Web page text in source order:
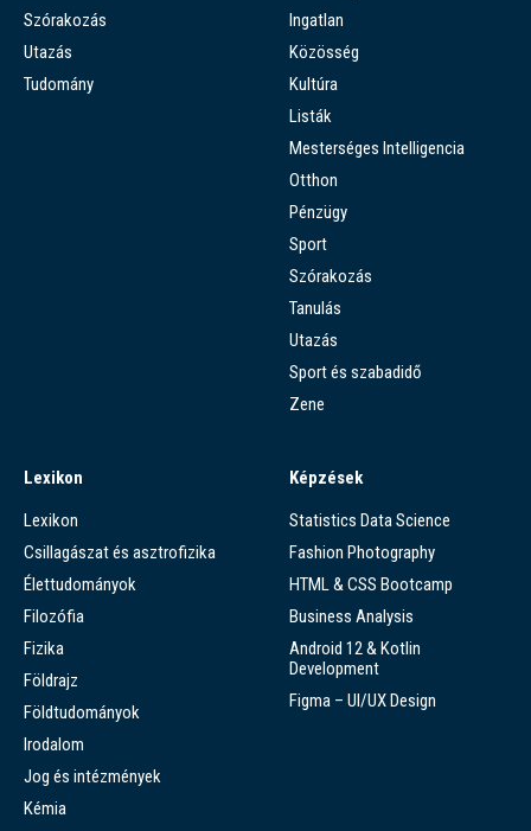
Szórakozás
Utazás
Tudomány
Ingatlan
Közösség
Kultúra
Listák
Mesterséges Intelligencia
Otthon
Pénzügy
Sport
Szórakozás
Tanulás
Utazás
Sport és szabadidő
Zene
Lexikon
Lexikon
Csillagászat és asztrofizika
Élettudományok
Filozófia
Fizika
Földrajz
Földtudományok
Irodalom
Jog és intézmények
Kémia
Képzések
Statistics Data Science
Fashion Photography
HTML & CSS Bootcamp
Business Analysis
Android 12 & Kotlin
Development
Figma – UI/UX Design